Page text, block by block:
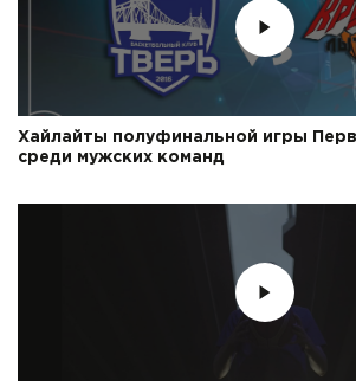
Хайлайты полуфинальной игры
среди мужских команд